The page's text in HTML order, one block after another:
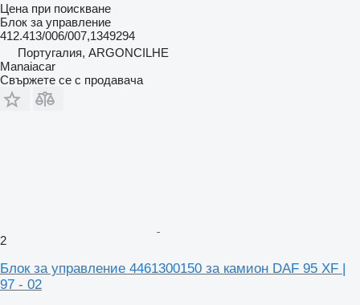
Цена при поискване
Блок за управление
412.413/006/007,1349294
Португалия, ARGONCILHE
Manaiacar
Свържете се с продавача
2
Блок за управление 4461300150 за камион DAF 95 XF |
97 - 02